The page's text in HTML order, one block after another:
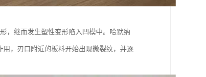
，继而发生塑性变形陷入凹模中。哈默纳
，刃口附近的板料开始出现微裂纹，并逐